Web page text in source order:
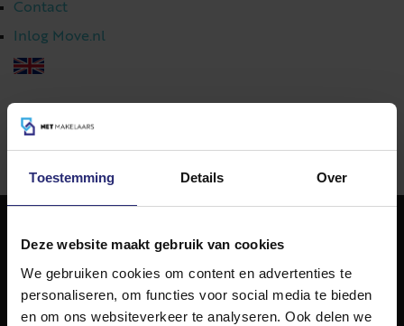
Toestemming Details Over
Deze website maakt gebruik van cookies
We gebruiken cookies om content en advertenties te
personaliseren, om functies voor social media te bieden
en om ons websiteverkeer te analyseren. Ook delen we
Contact
Inlog Move.nl
023 303 54 44
NET Makelaars
NET Makelaars is een modern makelaarskantoor met
decennialange ervaring in het vak en diepgaande kennis
van de huizenmarkt in Haarlem en omstreken.